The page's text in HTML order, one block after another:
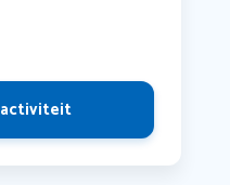
activiteit